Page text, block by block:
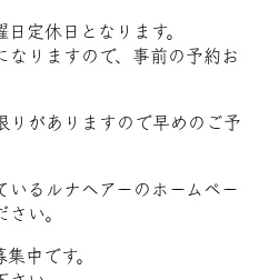
定休日となります。
なりますので、事前の予約お
りがありますので早めのご予
いるルナヘアーのホームペー
い。
中です。